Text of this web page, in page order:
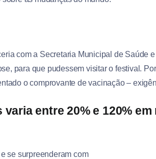
com a Secretaria Municipal de Saúde
para que pudessem visitar o festival.
o comprovante de vacinação –
entre 20% e 120% em
se surpreenderam com